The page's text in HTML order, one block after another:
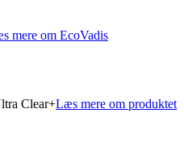
mere om EcoVadis
Clear+Læs mere om produktet